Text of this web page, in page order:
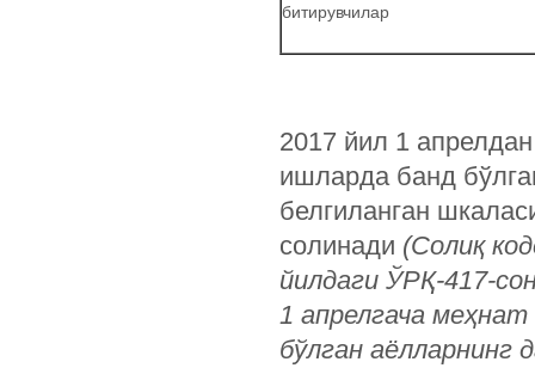
битирувчилар
2017 йил 1
ишларда банд
белгиланган
солинади (Солиқ
йилдаги ЎРҚ-417-
1 апрелгача
бўлган аёлларнинг